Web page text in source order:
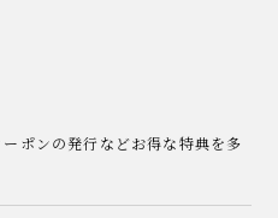
ポンの発行などお得な特典を多